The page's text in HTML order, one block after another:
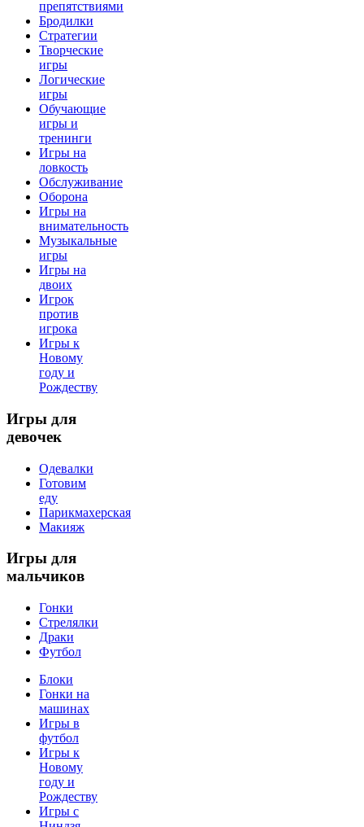
препятствиями
Бродилки
Стратегии
Творческие
игры
Логические
игры
Обучающие
игры и
тренинги
Игры на
ловкость
Обслуживание
Оборона
Игры на
внимательность
Музыкальные
игры
Игры на
двоих
Игрок
против
игрока
Игры к
Новому
году и
Рождеству
Игры для
девочек
Одевалки
Готовим
еду
Парикмахерская
Макияж
Игры для
мальчиков
Гонки
Стрелялки
Драки
Футбол
Блоки
Гонки на
машинах
Игры в
футбол
Игры к
Новому
году и
Рождеству
Игры с